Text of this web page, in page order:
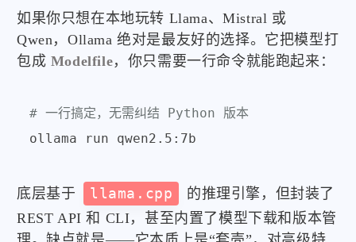
如果你只想在本地玩转 Llama、Mistral 或
Qwen，Ollama 绝对是最友好的选择。它把模型打
包成 Modelfile，你只需要一行命令就能跑起来：
# 一行搞定，无需纠结 Python 版本
ollama run qwen2.5:7b
底层基于 llama.cpp
的推理引擎，但封装了
REST API 和 CLI，甚至内置了模型下载和版本管